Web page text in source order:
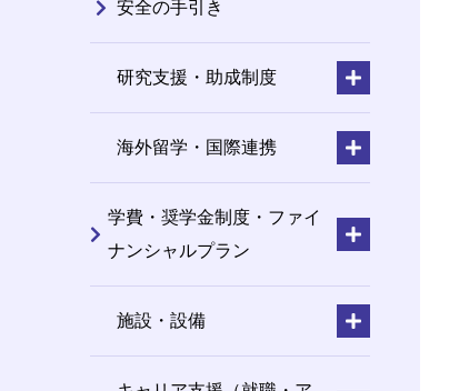
安全の手引き
研究支援・助成制度
海外留学・国際連携
学費・奨学金制度・ファイ
ナンシャルプラン
施設・設備